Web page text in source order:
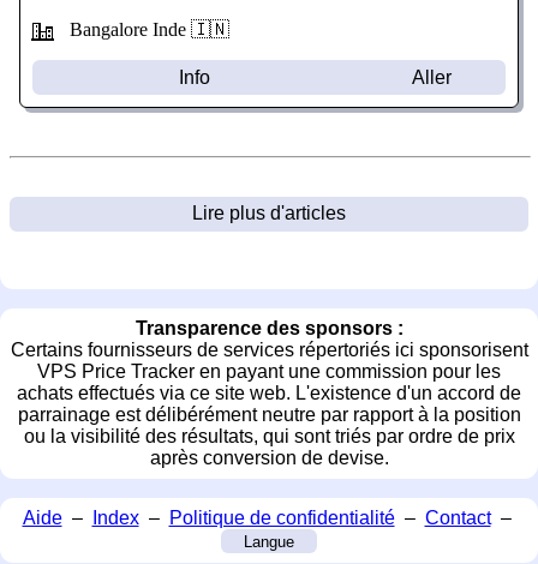
Bangalore Inde 🇮🇳
Info Aller
Lire plus d'articles
Transparence des sponsors :
Certains fournisseurs de services répertoriés ici sponsorisent
VPS Price Tracker en payant une commission pour les
achats effectués via ce site web. L'existence d'un accord de
parrainage est délibérément neutre par rapport à la position
ou la visibilité des résultats, qui sont triés par ordre de prix
après conversion de devise.
Aide– Index– Politique de confidentialité– Contact–
Langue